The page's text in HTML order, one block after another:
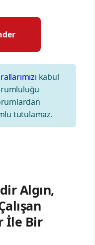
kabul
tutulamaz.
Algın,
İle Bir